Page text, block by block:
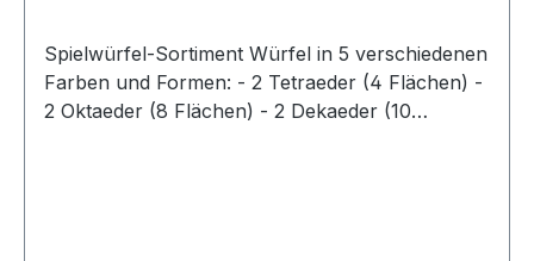
Spielwürfel-Sortiment Würfel in 5 verschiedenen
Farben und Formen: - 2 Tetraeder (4 Flächen) -
2 Oktaeder (8 Flächen) - 2 Dekaeder (10